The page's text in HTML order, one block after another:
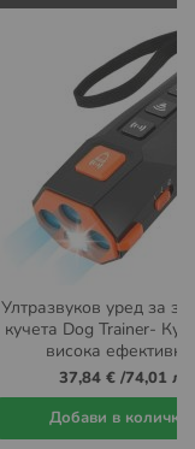
Ултразвуков уред за
кучета Dog Trainer-
висока
37,84 €/74,01 лв.
Добави в